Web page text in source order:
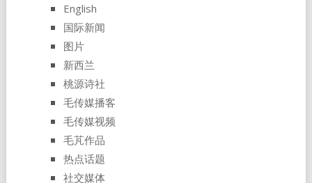
English
国际新闻
图片
新西兰
桃源诗社
毛传媒播客
毛传媒视频
毛芃作品
热点话题
社交媒体